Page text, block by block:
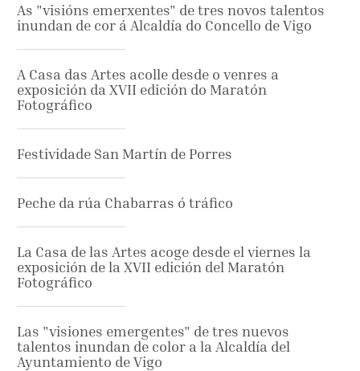
As "visións emerxentes" de tres novos talentos
inundan de cor á Alcaldía do Concello de Vigo
A Casa das Artes acolle desde o venres a
exposición da XVII edición do Maratón
Fotográfico
Festividade San Martín de Porres
Peche da rúa Chabarras ó tráfico
La Casa de las Artes acoge desde el viernes la
exposición de la XVII edición del Maratón
Fotográfico
Las "visiones emergentes" de tres nuevos
talentos inundan de color a la Alcaldía del
Ayuntamiento de Vigo